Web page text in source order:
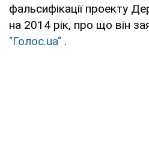
фальсифікації проекту
на 2014 рік, про що він
"Голос.ua" .